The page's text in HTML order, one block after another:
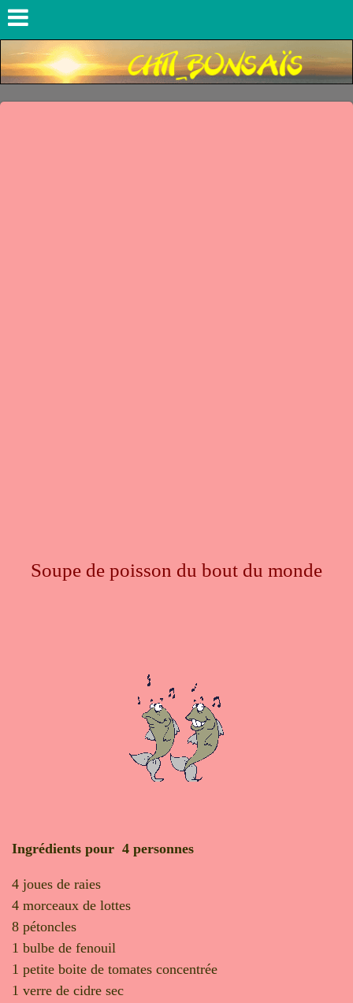
Soupe de poisson du bout du monde
Ingrédients pour 4 personnes
4 joues de raies
4 morceaux de lottes
8 pétoncles
1 bulbe de fenouil
1 petite boite de tomates concentrée
1 verre de cidre sec